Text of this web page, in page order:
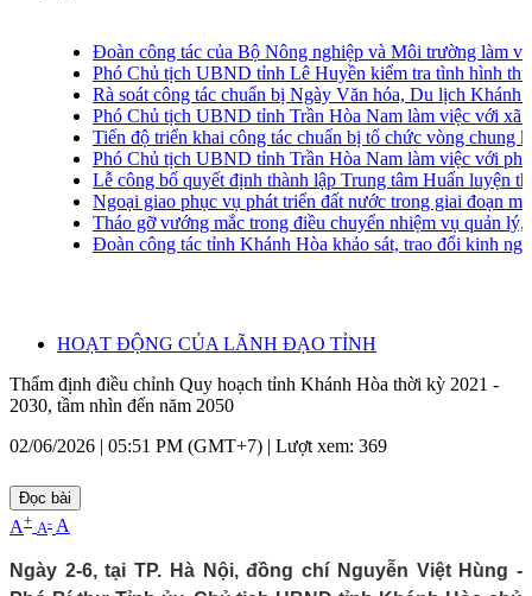
Đoàn công tác của Bộ Nông nghiệp và Môi trường làm
Phó Chủ tịch UBND tỉnh Lê Huyền kiểm tra tình hình thu
Rà soát công tác chuẩn bị Ngày Văn hóa, Du lịch Khánh
Phó Chủ tịch UBND tỉnh Trần Hòa Nam làm việc với xã
Tiến độ triển khai công tác chuẩn bị tổ chức vòng chung
Phó Chủ tịch UBND tỉnh Trần Hòa Nam làm việc với
Lễ công bố quyết định thành lập Trung tâm Huấn luyện
Ngoại giao phục vụ phát triển đất nước trong giai đoạn mới
Tháo gỡ vướng mắc trong điều chuyển nhiệm vụ quản lý,
Đoàn công tác tỉnh Khánh Hòa khảo sát, trao đổi kinh
HOẠT ĐỘNG CỦA LÃNH ĐẠO TỈNH
Thẩm định điều chỉnh Quy hoạch tỉnh Khánh Hòa thời kỳ 2021 -
2030, tầm nhìn đến năm 2050
02/06/2026 | 05:51 PM (GMT+7) | Lượt xem: 369
Đọc bài
A+ A- A
Ngày 2-6, tại TP. Hà Nội, đồng chí Nguyễn Việt Hùng -